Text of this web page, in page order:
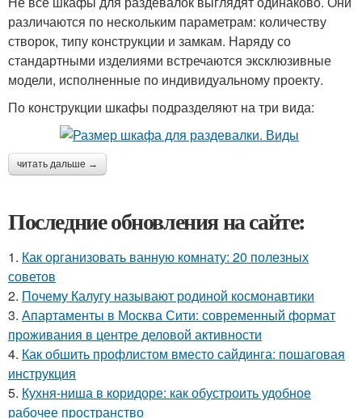
различаются по нескольким параметрам: количеству
створок, типу конструкции и замкам. Наряду со
стандартными изделиями встречаются эксклюзивные
модели, исполненные по индивидуальному проекту.
По конструкции шкафы подразделяют на три вида:
читать дальше →
Последние обновления на сайте:
1. Как организовать ванную комнату: 20 полезных
советов
2. Почему Калугу называют родиной космонавтики
3. Апартаменты в Москва Сити: современный формат
проживания в центре деловой активности
4. Как обшить профлистом вместо сайдинга: пошаговая
инструкция
5. Кухня-ниша в коридоре: как обустроить удобное
рабочее пространство